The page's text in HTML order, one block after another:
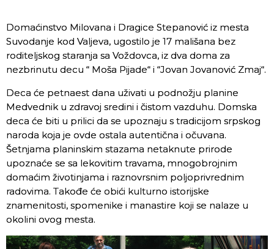
Domaćinstvo Milovana i Dragice Stepanović iz mesta
Suvodanje kod Valjeva, ugostilo je 17 mališana bez
roditeljskog staranja sa Voždovca, iz dva doma za
nezbrinutu decu “ Moša Pijade“ i “Jovan Jovanović Zmaj“.
Deca će petnaest dana uživati u podnožju planine
Medvednik u zdravoj sredini i čistom vazduhu. Domska
deca će biti u prilici da se upoznaju s tradicijom srpskog
naroda koja je ovde ostala autentična i očuvana.
Šetnjama planinskim stazama netaknute prirode
upoznaće se sa lekovitim travama, mnogobrojnim
domaćim životinjama i raznovrsnim poljoprivrednim
radovima. Takođe će obići kulturno istorijske
znamenitosti, spomenike i manastire koji se nalaze u
okolini ovog mesta.